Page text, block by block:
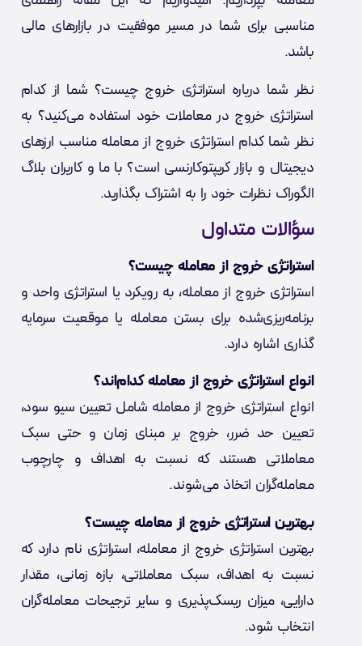
مناسبی برای شما در مسیر موفقیت در بازارهای مالی
باشد.
نظر شما درباره استراتژی خروج چیست؟ شما از کدام
استراتژی خروج در معاملات خود استفاده می‌کنید؟ به
نظر شما کدام استراتژی خروج از معامله مناسب ارزهای
دیجیتال و بازار کریپتوکارنسی است؟ با ما و کاربران بلاگ
الگوراک نظرات خود را به اشتراک بگذارید.
سؤالات متداول
استراتژی خروج از معامله چیست؟
استراتژی خروج از معامله، به رویکرد یا استراتژی واحد و
برنامه‌ریزی‌شده برای بستن معامله یا موقعیت سرمایه
گذاری اشاره دارد.
انواع استراتژی خروج از معامله کدام‌اند؟
انواع استراتژی خروج از معامله شامل تعیین سیو سود،
تعیین حد ضرر، خروج بر مبنای زمان و حتی سبک
معاملاتی هستند که نسبت به اهداف و چارچوب
معامله‌گران اتخاذ می‌شوند.
بهترین استراتژی خروج از معامله چیست؟
بهترین استراتژی خروج از معامله، استراتژی نام دارد که
نسبت به اهداف، سبک معاملاتی، بازه زمانی، مقدار
دارایی، میزان ریسک‌پذیری و سایر ترجیحات معامله‌گران
انتخاب شود.